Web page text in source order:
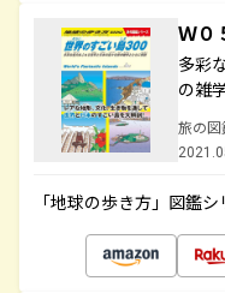
Ｗ
多彩
の雑
旅の図
「地球の歩き方」図鑑